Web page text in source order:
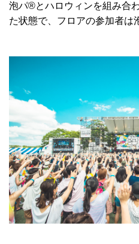
泡パ®とハロウィンを組み合
た状態で、フロアの参加者は